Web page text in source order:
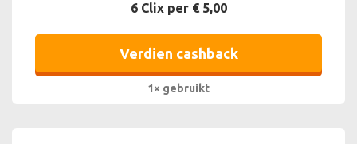
6 Clix per € 5,00
Verdien cashback
1× gebruikt